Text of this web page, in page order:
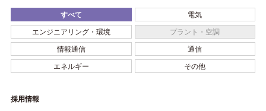
すべて 電気
エンジニアリング・環境 プラント・空調
情報通信 通信
エネルギー その他
採用情報